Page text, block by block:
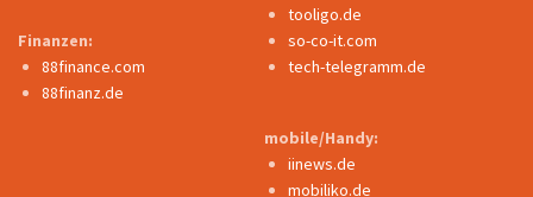
Finanzen:
88finance.com
88finanz.de
tooligo.de
so-co-it.com
tech-telegramm.de
mobile/Handy:
iinews.de
mobiliko.de